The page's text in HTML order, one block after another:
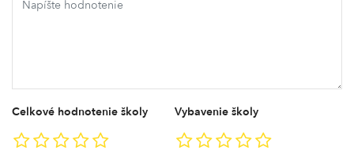
Celkové hodnotenie školy Vybavenie školy